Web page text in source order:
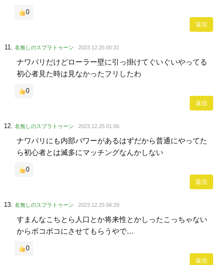
0
返信
名無しのスプラトゥーン 2023.12.25 00:31
ナワバリだけどローラー壁に引っ掛けてぐいぐいやってる
初心者見た時は見なかったフリしたわ
0
返信
名無しのスプラトゥーン 2023.12.25 01:56
ナワバリにも内部パワーがあるはずだから普通にやってた
ら初心者とは滅多にマッチングなんかしない
0
返信
名無しのスプラトゥーン 2023.12.25 06:29
すまんなこちとら人口とか将来性とかしったこっちゃない
からボコボコにさせてもらうやで…
0
返信